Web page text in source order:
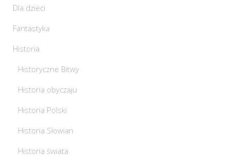
Dla dzieci
Fantastyka
Historia
Historyczne Bitwy
Historia obyczaju
Historia Polski
Historia Słowian
Historia świata